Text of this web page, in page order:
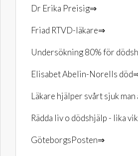
Dr Erika Preisig⇒
Friad RTVD-läkare⇒
Undersökning 80% för
Elisabet Abelin-Norells
Läkare hjälper svårt sjuk
Rädda liv o dödshjälp - lika
GöteborgsPosten⇒